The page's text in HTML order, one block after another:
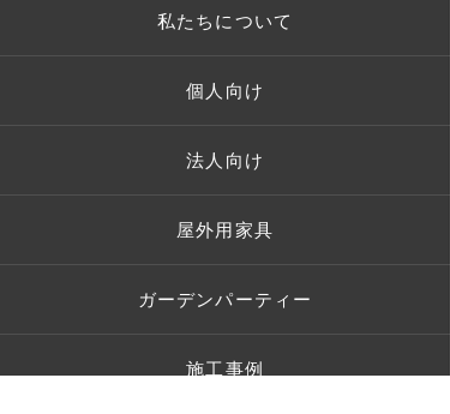
私たちについて
個人向け
法人向け
屋外用家具
ガーデンパーティー
施工事例